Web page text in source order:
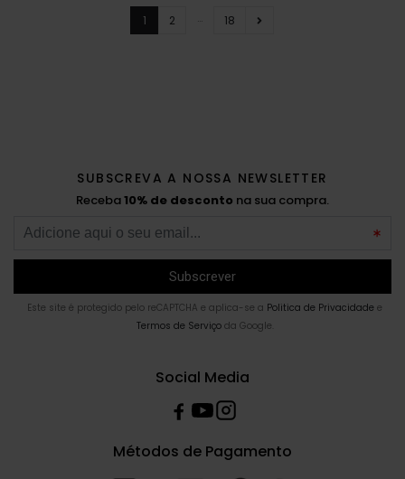
1 2 … 18
SUBSCREVA A NOSSA NEWSLETTER
Receba10% de desconto na sua compra.
Este site é protegido pelo reCAPTCHA e aplica-se a Politica de Privacidade e
Termos de Serviçoda Google.
Social Media
Métodos de Pagamento